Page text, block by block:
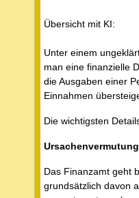
Übersicht mit KI:
Unter einem
man eine finanzielle
die Ausgaben einer
Einnahmen
Die wichtigsten
Ursachenvermutung
Das Finanzamt geht
grundsätzlich davon